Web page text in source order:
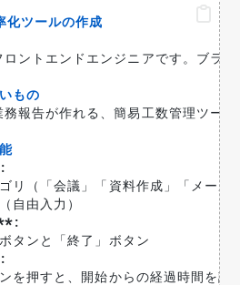
ツールの作成
ントエンドエンジニアです。ブラ
もの
務報告が作れる、簡易工数管理ツー
リ（「会議」「資料作成」「メール
自由入力）
:
タンと「終了」ボタン
を押すと、開始からの経過時間を